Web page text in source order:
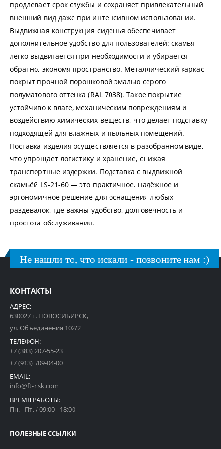
продлевает срок службы и сохраняет привлекательный
внешний вид даже при интенсивном использовании.
Выдвижная конструкция сиденья обеспечивает
дополнительное удобство для пользователей: скамья
легко выдвигается при необходимости и убирается
обратно, экономя пространство. Металлический каркас
покрыт прочной порошковой эмалью серого
полуматового оттенка (RAL 7038). Такое покрытие
устойчиво к влаге, механическим повреждениям и
воздействию химических веществ, что делает подставку
подходящей для влажных и пыльных помещений.
Поставка изделия осуществляется в разобранном виде,
что упрощает логистику и хранение, снижая
транспортные издержки. Подставка с выдвижной
скамьёй LS-21-60 — это практичное, надёжное и
эргономичное решение для оснащения любых
раздевалок, где важны удобство, долговечность и
простота обслуживания.
Не нашли то, что искали - позвоните нам :)
КОНТАКТЫ
АДРЕС:
630027 г. НОВОСИБИРСК,
ул. Объединения 102/2
ТЕЛЕФОН:
+7 (383) 207-55-23
+7 (913) 709-04-00
EMAIL:
info@ft-nsk.com
ВРЕМЯ РАБОТЫ:
Пн. - Пт. / 09:00 - 18:00
ПОЛЕЗНЫЕ ССЫЛКИ